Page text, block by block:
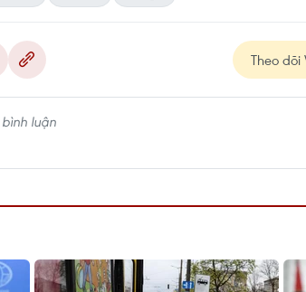
Theo dõi